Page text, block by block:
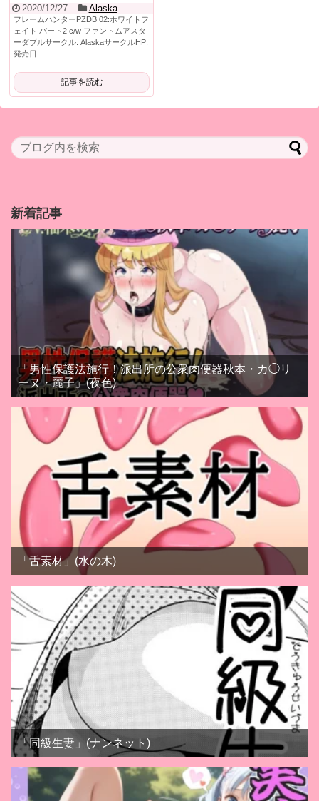
2020/12/27 Alaska
フレームハンターPZDB 02:ホワイトフ
ェイト パート2 c/w ファントムアスタ
ーダブルサークル: AlaskaサークルHP:
発売日...
記事を読む
新着記事
「男性保護法施行！派出所の公衆肉便器秋本・カ◯リ
ーヌ・麗子」(夜色)
「舌素材」(水の木)
「同級生妻」(ナンネット)